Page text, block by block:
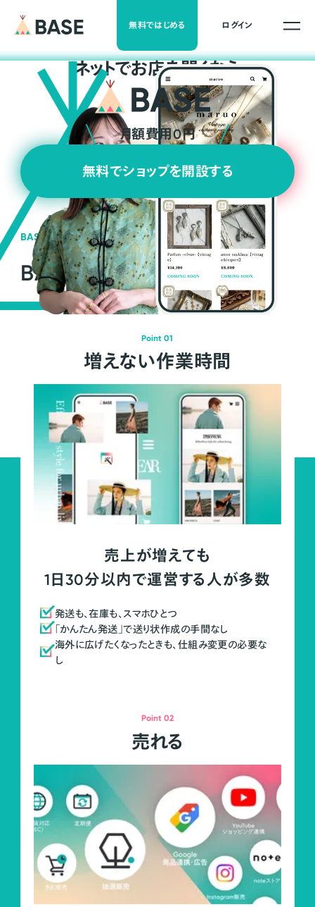
無料ではじめる ログイン
ネットでお店を開くなら
月額費用0円
無料でショップを開設する
BASEの強み
BASEが強い3つの理由
Point 01
増えない作業時間
売上が増えても
1日30分以内で運営する人が多数
発送も、在庫も、スマホひとつ
「かんたん発送」で送り状作成の手間なし
海外に広げたくなったときも、仕組み変更の必要な
し
Point 02
売れる